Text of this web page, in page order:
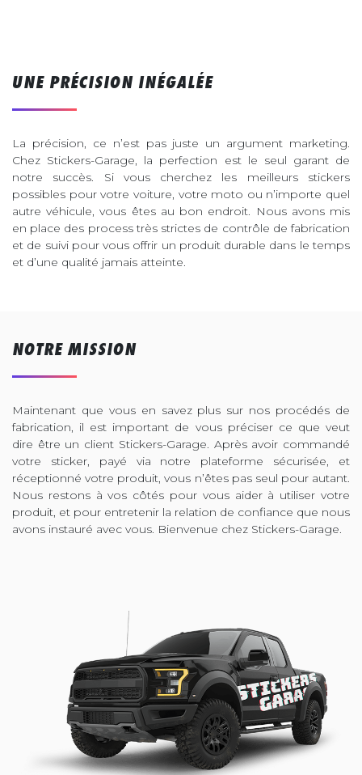
UNE PRÉCISION INÉGALÉE
La précision, ce n’est pas juste un argument marketing.
Chez Stickers-Garage, la perfection est le seul garant de
notre succès. Si vous cherchez les meilleurs stickers
possibles pour votre voiture, votre moto ou n’importe quel
autre véhicule, vous êtes au bon endroit. Nous avons mis
en place des process très strictes de contrôle de fabrication
et de suivi pour vous offrir un produit durable dans le temps
et d’une qualité jamais atteinte.
NOTRE MISSION
Maintenant que vous en savez plus sur nos procédés de
fabrication, il est important de vous préciser ce que veut
dire être un client Stickers-Garage. Après avoir commandé
votre sticker, payé via notre plateforme sécurisée, et
réceptionné votre produit, vous n’êtes pas seul pour autant.
Nous restons à vos côtés pour vous aider à utiliser votre
produit, et pour entretenir la relation de confiance que nous
avons instauré avec vous. Bienvenue chez Stickers-Garage.